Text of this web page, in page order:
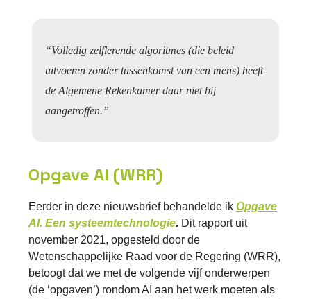
“Volledig zelflerende algoritmes (die beleid
uitvoeren zonder tussenkomst van een mens) heeft
de Algemene Rekenkamer daar niet bij
aangetroffen.”
Opgave AI (WRR)
Eerder in deze nieuwsbrief behandelde ik Opgave
AI. Een systeemtechnologie. Dit rapport uit
november 2021, opgesteld door de
Wetenschappelijke Raad voor de Regering (WRR),
betoogt dat we met de volgende vijf onderwerpen
(de ‘opgaven’) rondom AI aan het werk moeten als